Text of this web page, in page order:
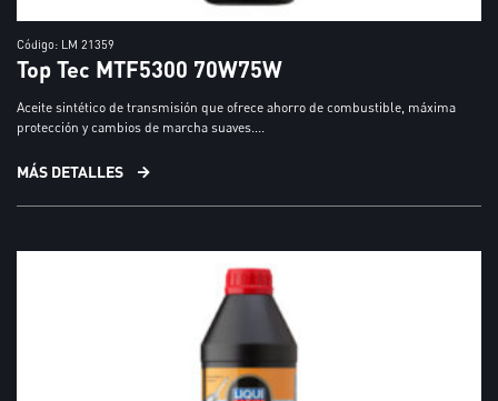
Código: LM 21359
Top Tec MTF5300 70W75W
Aceite sintético de transmisión que ofrece ahorro de combustible, máxima
protección y cambios de marcha suaves....
MÁS DETALLES